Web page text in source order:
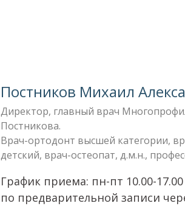
Постников Михаил
Директор, главный врач
Постникова.
Врач-ортодонт высшей категории,
детский, врач-остеопат, д.м.н.,
График приема: пн-пт 10.00-17.00
по предварительной записи